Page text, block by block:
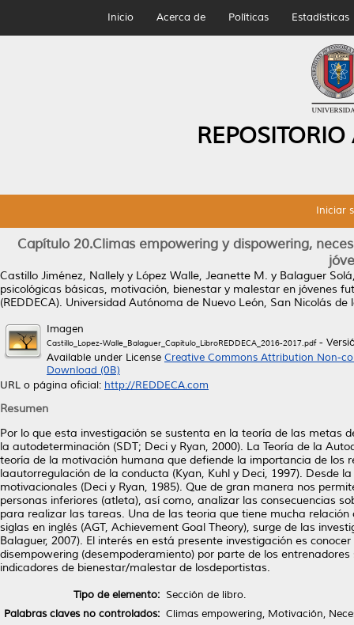
Inicio Acerca de Políticas Estadísticas
Iniciar
Capítulo 20.Climas empowering y dispowering,
Castillo Jiménez, Nallely y López Walle, Jeanette M. y Balaguer
psicológicas básicas, motivación, bienestar y malestar en jóvenes
(REDDECA). Universidad Autónoma de Nuevo León, San Nicolás
Imagen
Castillo_Lopez-Walle_Balaguer_Capitulo_LibroREDDECA_2016-2017.pdf-
Available under License Creative Commons Attribution Non-
Download (0B)
URL o página oficial: http://REDDECA.com
Resumen
Por lo que esta investigación se sustenta en la teoría de las metas
la autodeterminación (SDT; Deci y Ryan, 2000). La Teoría de la
teoría de la motivación humana que defiende la importancia de los
laautorregulación de la conducta (Kyan, Kuhl y Deci, 1997). Desde
motivacionales (Deci y Ryan, 1985). Que de gran manera nos
personas inferiores (atleta), así como, analizar las consecuencias
para realizar las tareas. Una de las teoria que tiene mucha
siglas en inglés (AGT, Achievement Goal Theory), surge de las
Balaguer, 2007). El interés en está presente investigación es
disempowering (desempoderamiento) por parte de los
indicadores de bienestar/malestar de losdeportistas.
Tipo de elemento: Sección de libro.
Palabras claves no controlados: Climas empowering, Motivación,